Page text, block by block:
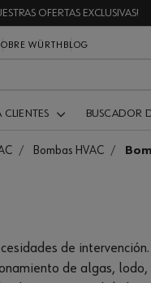
OFERTAS EXCLUSIVAS!
WÜRTH BLOG
CLIENTES BUSCADOR
Bombas HVAC
de
de algas,